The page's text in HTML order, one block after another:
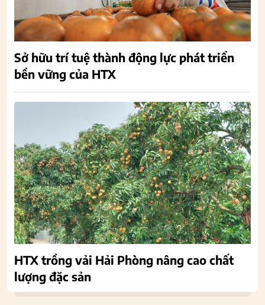
Sở hữu trí tuệ thành động lực phát triển
bền vững của HTX
HTX trồng vải Hải Phòng nâng cao chất
lượng đặc sản